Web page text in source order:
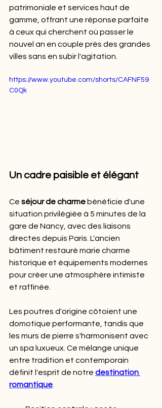
patrimoniale et services haut de
gamme, offrant une réponse parfaite
à ceux qui cherchent où passer le
nouvel an en couple près des grandes
villes sans en subir l'agitation.
https://www.youtube.com/shorts/CAFNF59
C0Qk
Un cadre paisible et élégant
Ce séjour de charme bénéficie d'une
situation privilégiée à 5 minutes de la
gare de Nancy, avec des liaisons
directes depuis Paris. L'ancien
bâtiment restauré marie charme
historique et équipements modernes
pour créer une atmosphère intimiste
et raffinée.
Les poutres d'origine côtoient une
domotique performante, tandis que
les murs de pierre s'harmonisent avec
un spa luxueux. Ce mélange unique
entre tradition et contemporain
définit l'esprit de notre destination
romantique